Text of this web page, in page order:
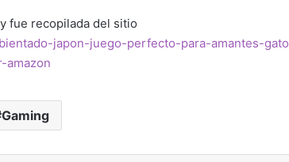
fue recopilada del sitio
japon-juego-perfecto-para-amantes-
Gaming